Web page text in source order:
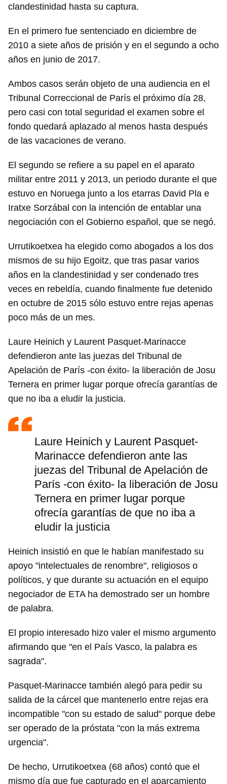
Guardar como favorito
clandestinidad hasta su captura.
En el primero fue sentenciado en diciembre de
2010 a siete años de prisión y en el segundo a ocho
años en junio de 2017.
Ambos casos serán objeto de una audiencia en el
Tribunal Correccional de París el próximo día 28,
pero casi con total seguridad el examen sobre el
fondo quedará aplazado al menos hasta después
de las vacaciones de verano.
El segundo se refiere a su papel en el aparato
militar entre 2011 y 2013, un periodo durante el que
estuvo en Noruega junto a los etarras David Pla e
Iratxe Sorzábal con la intención de entablar una
negociación con el Gobierno español, que se negó.
Urrutikoetxea ha elegido como abogados a los dos
mismos de su hijo Egoitz, que tras pasar varios
años en la clandestinidad y ser condenado tres
veces en rebeldía, cuando finalmente fue detenido
en octubre de 2015 sólo estuvo entre rejas apenas
poco más de un mes.
Laure Heinich y Laurent Pasquet-Marinacce
defendieron ante las juezas del Tribunal de
Apelación de París -con éxito- la liberación de Josu
Ternera en primer lugar porque ofrecía garantías de
que no iba a eludir la justicia.
Laure Heinich y Laurent Pasquet-
Marinacce defendieron ante las
juezas del Tribunal de Apelación de
París -con éxito- la liberación de Josu
Ternera en primer lugar porque
ofrecía garantías de que no iba a
eludir la justicia
Heinich insistió en que le habían manifestado su
apoyo "intelectuales de renombre", religiosos o
políticos, y que durante su actuación en el equipo
negociador de ETA ha demostrado ser un hombre
de palabra.
El propio interesado hizo valer el mismo argumento
afirmando que "en el País Vasco, la palabra es
sagrada".
Pasquet-Marinacce también alegó para pedir su
salida de la cárcel que mantenerlo entre rejas era
incompatible "con su estado de salud" porque debe
ser operado de la próstata "con la más extrema
urgencia".
De hecho, Urrutikoetxea (68 años) contó que el
mismo día que fue capturado en el aparcamiento